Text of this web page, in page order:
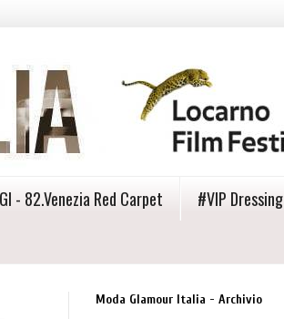
- 82.Venezia Red Carpet
#VIP Dressing
Moda Glamour Italia - Archivio